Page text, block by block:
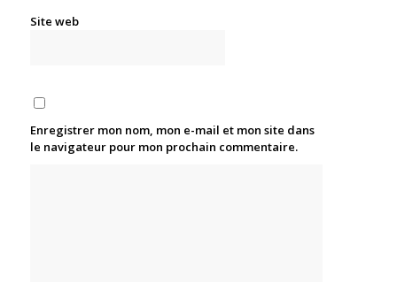
Site web
Enregistrer mon nom, mon e-mail et mon site dans
le navigateur pour mon prochain commentaire.